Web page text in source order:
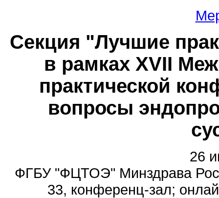
Секция "Лучшие
в рамках XVII
практической
вопросы
26
ФГБУ "ФЦТОЭ" Минздрава
33, конференц-зал;